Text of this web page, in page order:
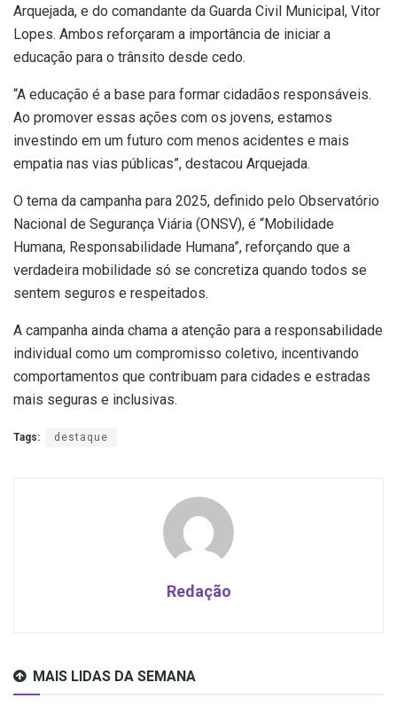
Arquejada, e do comandante da Guarda Civil Municipal, Vitor
Lopes. Ambos reforçaram a importância de iniciar a
educação para o trânsito desde cedo.
“A educação é a base para formar cidadãos responsáveis.
Ao promover essas ações com os jovens, estamos
investindo em um futuro com menos acidentes e mais
empatia nas vias públicas”, destacou Arquejada.
O tema da campanha para 2025, definido pelo Observatório
Nacional de Segurança Viária (ONSV), é “Mobilidade
Humana, Responsabilidade Humana”, reforçando que a
verdadeira mobilidade só se concretiza quando todos se
sentem seguros e respeitados.
A campanha ainda chama a atenção para a responsabilidade
individual como um compromisso coletivo, incentivando
comportamentos que contribuam para cidades e estradas
mais seguras e inclusivas.
Tags: destaque
Redação
MAIS LIDAS DA SEMANA